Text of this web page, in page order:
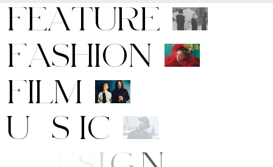
FEATURE
FASHION
FILM
M
US IC